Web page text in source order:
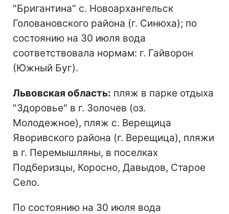
"Бригантина" с. Новоархангельск
Головановского района (г. Синюха); по
состоянию на 30 июля вода
соответствовала нормам: г. Гайворон
(Южный Буг).
Львовская область: пляж в парке отдыха
"Здоровье" в г. Золочев (оз.
Молодежное), пляж с. Верещица
Яворивского района (г. Верещица), пляжи
в г. Перемышляны, в поселках
Подберизцы, Коросно, Давыдов, Старое
Село.
По состоянию на 30 июля вода